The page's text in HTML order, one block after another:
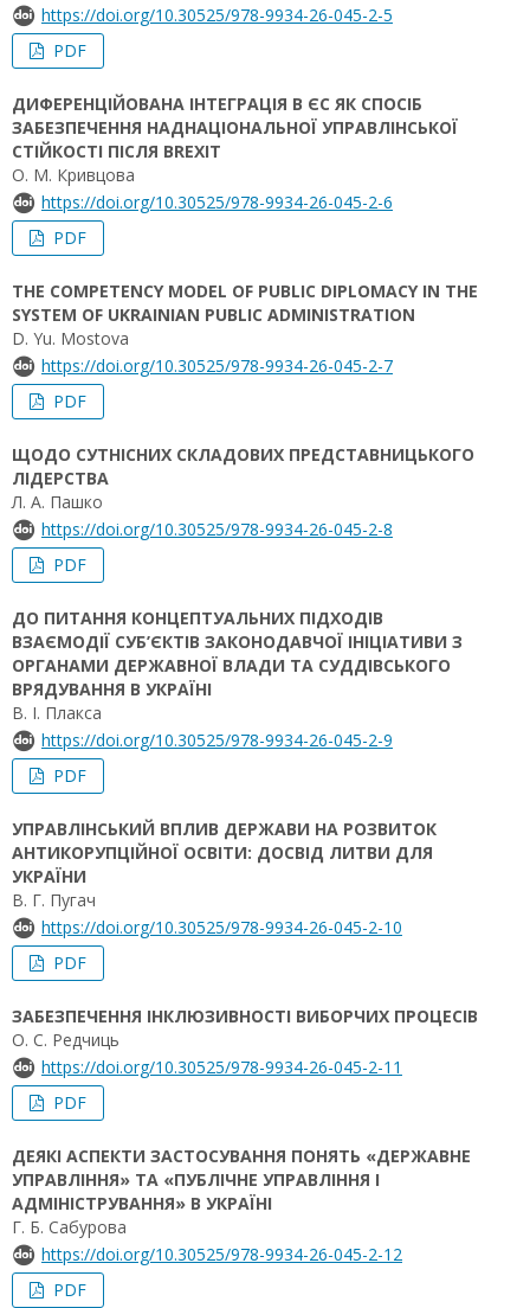
https://doi.org/10.30525/978-9934-26-045-2-5
PDF
ДИФЕРЕНЦІЙОВАНА ІНТЕГРАЦІЯ В ЄС ЯК СПОСІБ
ЗАБЕЗПЕЧЕННЯ НАДНАЦІОНАЛЬНОЇ УПРАВЛІНСЬКОЇ
СТІЙКОСТІ ПІСЛЯ BREXIT
О. М. Кривцова
https://doi.org/10.30525/978-9934-26-045-2-6
PDF
THE COMPETENCY MODEL OF PUBLIC DIPLOMACY IN THE
SYSTEM OF UKRAINIAN PUBLIC ADMINISTRATION
D. Yu. Mostova
https://doi.org/10.30525/978-9934-26-045-2-7
PDF
ЩОДО СУТНІСНИХ СКЛАДОВИХ ПРЕДСТАВНИЦЬКОГО
ЛІДЕРСТВА
Л. А. Пашко
https://doi.org/10.30525/978-9934-26-045-2-8
PDF
ДО ПИТАННЯ КОНЦЕПТУАЛЬНИХ ПІДХОДІВ
ВЗАЄМОДІЇ СУБ’ЄКТІВ ЗАКОНОДАВЧОЇ ІНІЦІАТИВИ З
ОРГАНАМИ ДЕРЖАВНОЇ ВЛАДИ ТА СУДДІВСЬКОГО
ВРЯДУВАННЯ В УКРАЇНІ
В. І. Плакса
https://doi.org/10.30525/978-9934-26-045-2-9
PDF
УПРАВЛІНСЬКИЙ ВПЛИВ ДЕРЖАВИ НА РОЗВИТОК
АНТИКОРУПЦІЙНОЇ ОСВІТИ: ДОСВІД ЛИТВИ ДЛЯ
УКРАЇНИ
В. Г. Пугач
https://doi.org/10.30525/978-9934-26-045-2-10
PDF
ЗАБЕЗПЕЧЕННЯ ІНКЛЮЗИВНОСТІ ВИБОРЧИХ ПРОЦЕСІВ
О. С. Редчиць
https://doi.org/10.30525/978-9934-26-045-2-11
PDF
ДЕЯКІ АСПЕКТИ ЗАСТОСУВАННЯ ПОНЯТЬ «ДЕРЖАВНЕ
УПРАВЛІННЯ» ТА «ПУБЛІЧНЕ УПРАВЛІННЯ І
АДМІНІСТРУВАННЯ» В УКРАЇНІ
Г. Б. Сабурова
https://doi.org/10.30525/978-9934-26-045-2-12
PDF